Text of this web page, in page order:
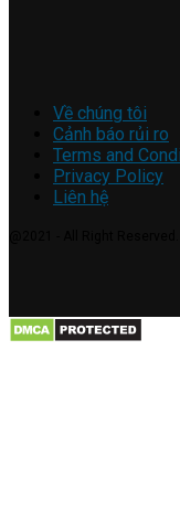
Về chúng tôi
Cảnh báo rủi ro
Terms and
Privacy Policy
Liên hệ